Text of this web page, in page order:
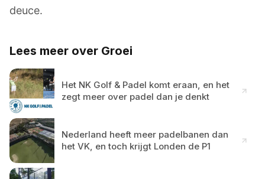
deuce.
Lees meer over Groei
Het NK Golf & Padel komt eraan, en het
zegt meer over padel dan je denkt
Nederland heeft meer padelbanen dan
het VK, en toch krijgt Londen de P1